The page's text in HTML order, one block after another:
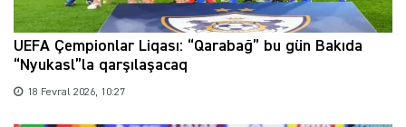
UEFA Çempionlar Liqası: “Qarabağ” bu gün Bakıda
“Nyukasl”la qarşılaşacaq
18 Fevral 2026, 10:27